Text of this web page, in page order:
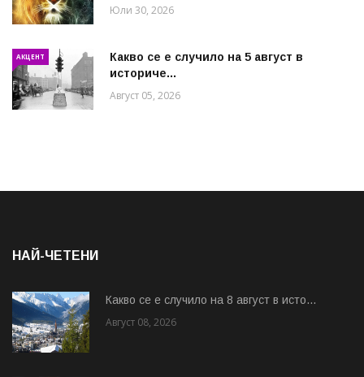
Юли 30, 2026
АКЦЕНТ
Какво се е случило на 5 август в
историче...
Август 05, 2026
НАЙ-ЧЕТЕНИ
Какво се е случило на 8 август в исто...
Август 08, 2026